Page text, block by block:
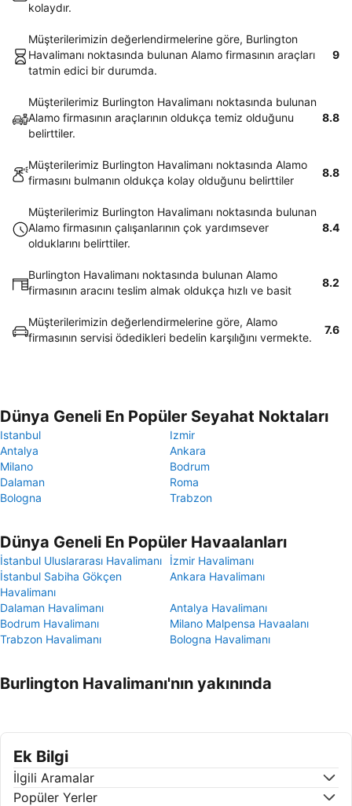
kolaydır.
Müşterilerimizin değerlendirmelerine göre, Burlington
Havalimanı noktasında bulunan Alamo firmasının araçları
tatmin edici bir durumda.
9
Müşterilerimiz Burlington Havalimanı noktasında bulunan
Alamo firmasının araçlarının oldukça temiz olduğunu
belirttiler.
8.8
Müşterilerimiz Burlington Havalimanı noktasında Alamo
firmasını bulmanın oldukça kolay olduğunu belirttiler
8.8
Müşterilerimiz Burlington Havalimanı noktasında bulunan
Alamo firmasının çalışanlarının çok yardımsever
olduklarını belirttiler.
8.4
Burlington Havalimanı noktasında bulunan Alamo
firmasının aracını teslim almak oldukça hızlı ve basit
8.2
Müşterilerimizin değerlendirmelerine göre, Alamo
firmasının servisi ödedikleri bedelin karşılığını vermekte.
7.6
Dünya Geneli En Popüler Seyahat Noktaları
Istanbul
Izmir
Antalya
Ankara
Milano
Bodrum
Dalaman
Roma
Bologna
Trabzon
Dünya Geneli En Popüler Havaalanları
İstanbul Uluslararası Havalimanı
İzmir Havalimanı
İstanbul Sabiha Gökçen
Havalimanı
Ankara Havalimanı
Dalaman Havalimanı
Antalya Havalimanı
Bodrum Havalimanı
Milano Malpensa Havaalanı
Trabzon Havalimanı
Bologna Havalimanı
Burlington Havalimanı'nın yakınında
Ek Bilgi
İlgili Aramalar
Popüler Yerler